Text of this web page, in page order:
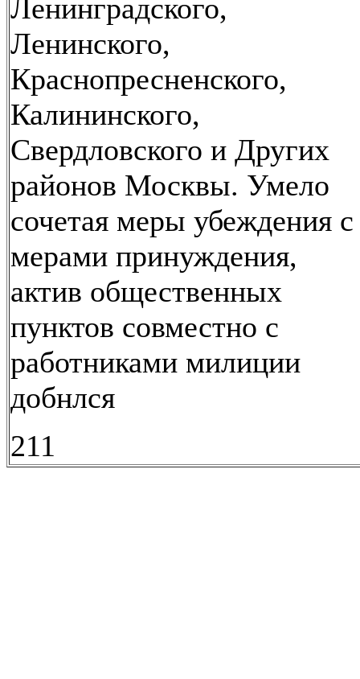
Ленинградского,
Ленинского,
Краснопресненского,
Калининского,
Свердловского и Других
районов Москвы. Умело
сочетая меры убеждения с
мерами принуждения,
актив общественных
пунктов совместно с
работниками милиции
добнлся
211